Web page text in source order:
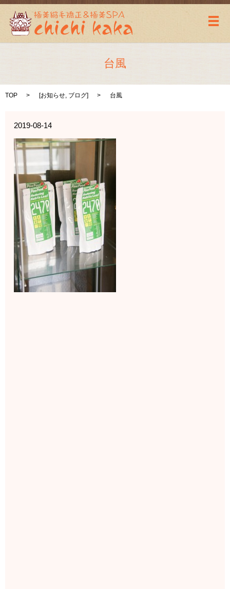
メ
台風
TOP [お知らせ, ブログ] 台風
2019-08-14